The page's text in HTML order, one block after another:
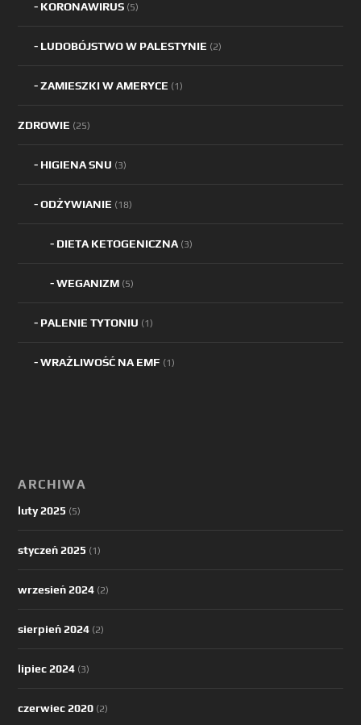
KORONAWIRUS (5)
LUDOBÓJSTWO W PALESTYNIE (2)
ZAMIESZKI W AMERYCE (1)
ZDROWIE (25)
HIGIENA SNU (3)
ODŻYWIANIE (18)
DIETA KETOGENICZNA (3)
WEGANIZM (5)
PALENIE TYTONIU (1)
WRAŻLIWOŚĆ NA EMF (1)
ARCHIWA
luty 2025 (5)
styczeń 2025 (1)
wrzesień 2024 (2)
sierpień 2024 (2)
lipiec 2024 (3)
czerwiec 2020 (2)